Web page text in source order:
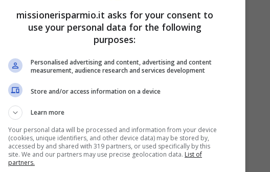
importanti incrementiper molte famiglie
difficoltà in quanto verrebbe riconosciuto
chi ha figlimaggiorenni– riporta Il Giornale –
con disabilità interessati dagli
fino a 120 euro per circa 37 mila nuclei”.
missionerisparmio.it asks for your consent to
use your personal data for the following
purposes:
Personalised advertising and content, advertising and content
measurement, audience research and services development
Store and/or access information on a device
Learn more
Your personal data will be processed and information from your device
(cookies, unique identifiers, and other device data) may be stored by,
accessed by and shared with 319 partners, or used specifically by this
site. We and our partners may use precise geolocation data. List of
partners.